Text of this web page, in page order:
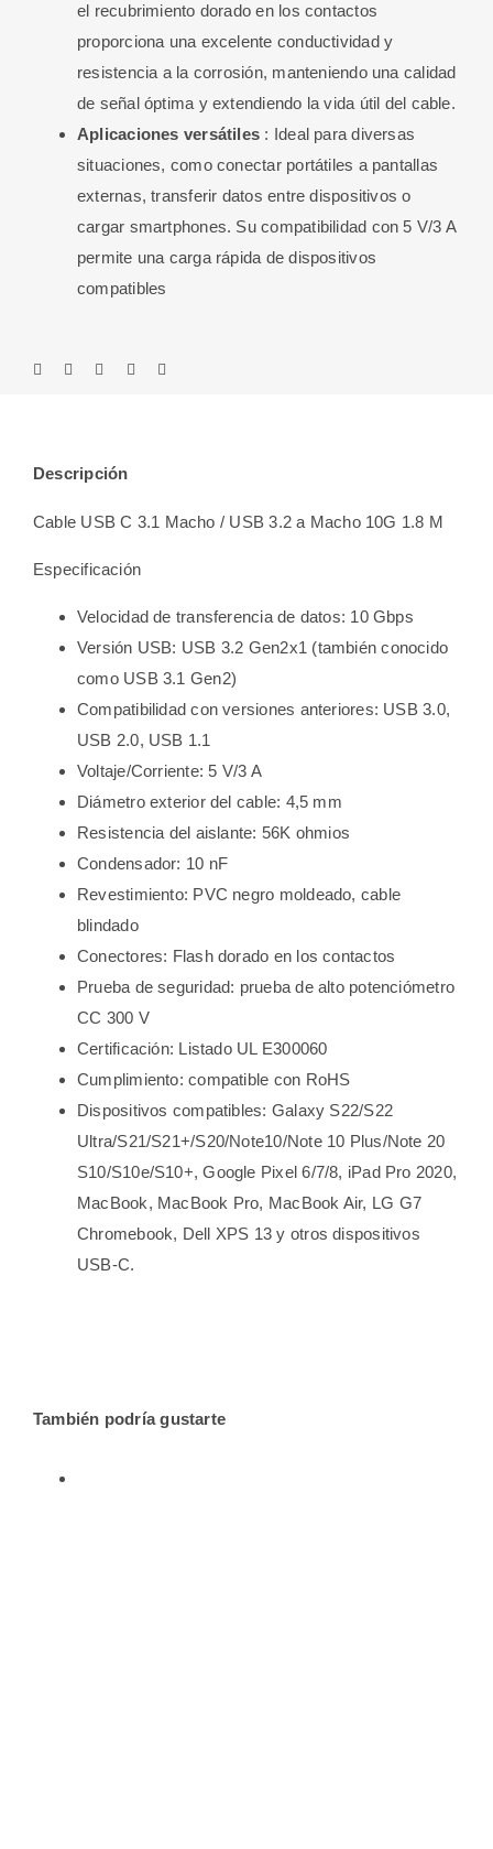
el recubrimiento dorado en los contactos
proporciona una excelente conductividad y
resistencia a la corrosión, manteniendo una calidad
de señal óptima y extendiendo la vida útil del cable.
Aplicaciones versátiles : Ideal para diversas
situaciones, como conectar portátiles a pantallas
externas, transferir datos entre dispositivos o
cargar smartphones. Su compatibilidad con 5 V/3 A
permite una carga rápida de dispositivos
compatibles
Descripción
Cable USB C 3.1 Macho / USB 3.2 a Macho 10G 1.8 M
Especificación
Velocidad de transferencia de datos: 10 Gbps
Versión USB: USB 3.2 Gen2x1 (también conocido
como USB 3.1 Gen2)
Compatibilidad con versiones anteriores: USB 3.0,
USB 2.0, USB 1.1
Voltaje/Corriente: 5 V/3 A
Diámetro exterior del cable: 4,5 mm
Resistencia del aislante: 56K ohmios
Condensador: 10 nF
Revestimiento: PVC negro moldeado, cable
blindado
Conectores: Flash dorado en los contactos
Prueba de seguridad: prueba de alto potenciómetro
CC 300 V
Certificación: Listado UL E300060
Cumplimiento: compatible con RoHS
Dispositivos compatibles: Galaxy S22/S22
Ultra/S21/S21+/S20/Note10/Note 10 Plus/Note 20
S10/S10e/S10+, Google Pixel 6/7/8, iPad Pro 2020,
MacBook, MacBook Pro, MacBook Air, LG G7
Chromebook, Dell XPS 13 y otros dispositivos
USB-C.
También podría gustarte